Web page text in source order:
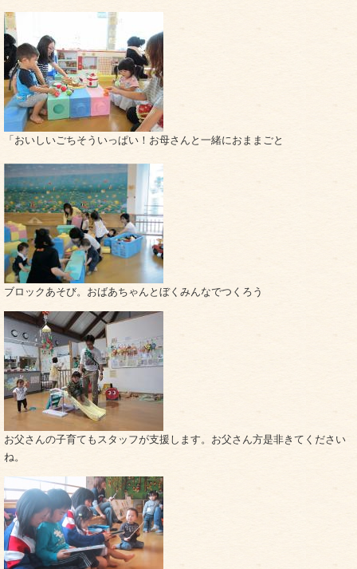
「おいしいごちそういっぱい！お母さんと一緒におままごと
ブロックあそび。おばあちゃんとぼくみんなでつくろう
お父さんの子育てもスタッフが支援します。お父さん方是非きてください
ね。